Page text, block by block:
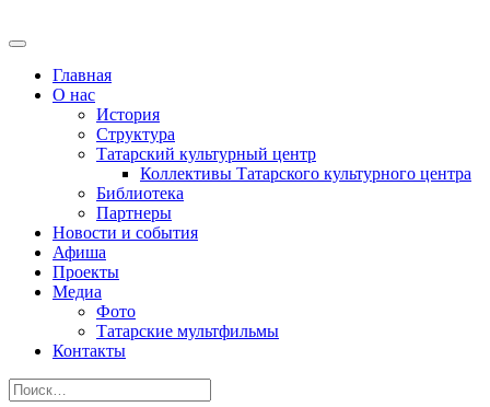
Главная
О нас
История
Структура
Татарский культурный центр
Коллективы Татарского культурного центра
Библиотека
Партнеры
Новости и события
Афиша
Проекты
Медиа
Фото
Татарские мультфильмы
Контакты